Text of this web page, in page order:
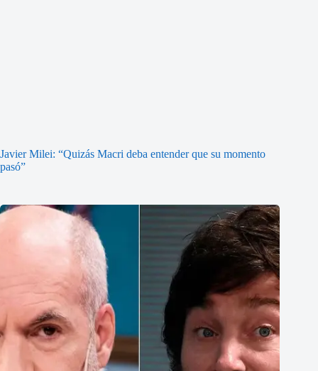
Javier Milei: “Quizás Macri deba entender que su momento
pasó”